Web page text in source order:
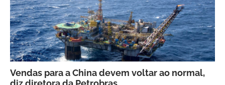
Vendas para a China devem voltar ao normal,